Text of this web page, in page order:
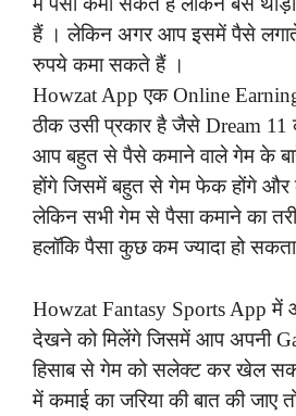
हैं । लेकिन अगर आप इसमें पैसे
रुपये कमा सकते हैं ।
Howzat App एक Online
ठीक उसी प्रकार है जैसे Dream
आप बहुत से पैसे कमाने वाले गेम के
होंगे जिसमें बहुत से गेम फेक होंगे और
लेकिन सभी गेम से पैसा कमाने का
हलॉकि पैसा कुछ कम ज्यादा हो
Howzat Fantasy Sports App में
देखने को मिलेंगे जिसमें आप अपनी
हिसाब से गेम को सलेक्ट कर खेल
में कमाई का जरिया की बात की